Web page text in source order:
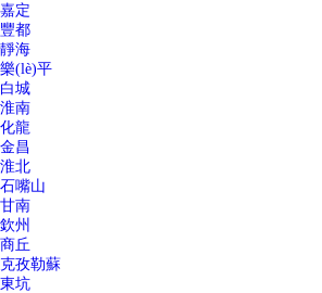
嘉定
豐都
靜海
樂(lè)平
白城
淮南
化龍
金昌
淮北
石嘴山
甘南
欽州
商丘
克孜勒蘇
東坑